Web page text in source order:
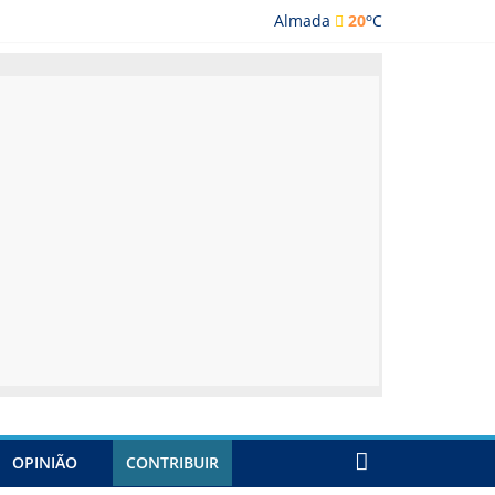
Almada 20oC
OPINIÃO CONTRIBUIR